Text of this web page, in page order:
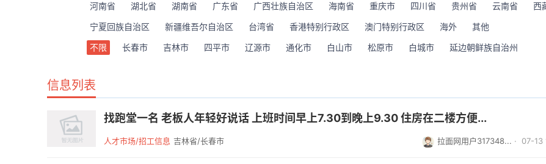
河南省
湖北省 湖南省 广东省 广西壮族自治区 海南省 重庆市 四川省 贵州省 云南省 西
宁夏回族自治区
新疆维吾尔自治区 台湾省 香港特别行政区 澳门特别行政区 海外
其他
不限
长春市 吉林市 四平市 辽源市 通化市 白山市 松原市 白城市 延边朝鲜族自治州
信息列表
找跑堂一名 老板人年轻好说话 上班时间早上7.30到晚上9.30 住房在二楼方便...
人才市场/招工信息 吉林省/长春市 拉面网用户317348... · 07-13